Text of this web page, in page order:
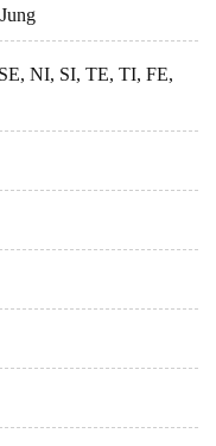
NI, SI, TE, TI, FE,